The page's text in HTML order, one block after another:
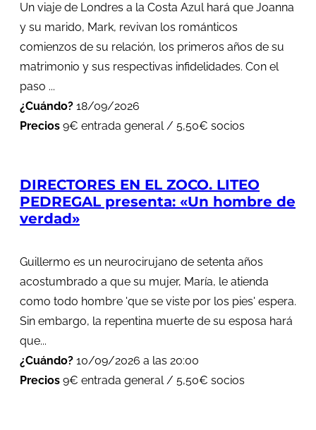
Un viaje de Londres a la Costa Azul hará que Joanna
y su marido, Mark, revivan los románticos
comienzos de su relación, los primeros años de su
matrimonio y sus respectivas infidelidades. Con el
paso ...
¿Cuándo? 18/09/2026
Precios 9€ entrada general / 5,50€ socios
DIRECTORES EN EL ZOCO. LITEO
PEDREGAL presenta: «Un hombre de
verdad»
Guillermo es un neurocirujano de setenta años
acostumbrado a que su mujer, María, le atienda
como todo hombre 'que se viste por los pies' espera.
Sin embargo, la repentina muerte de su esposa hará
que...
¿Cuándo? 10/09/2026 a las 20:00
Precios 9€ entrada general / 5,50€ socios